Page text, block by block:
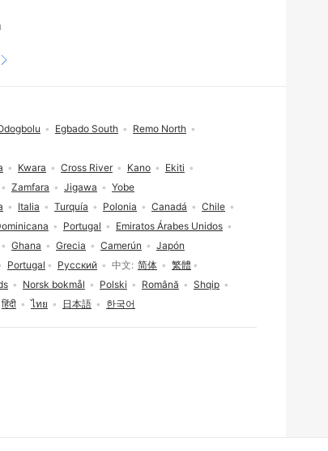
página
Portugal Русский 中文 简体
繁體
Norsk bokmål Polski Română
Shqip
हिंदी ไทย 日本語 한국어
Italia Turquía Polonia Canadá
Chile
Portugal
Emiratos Árabes Unidos
Ghana Grecia Camerún Japón
Kwara Cross River Kano
Ekiti
Zamfara Jigawa Yobe
Egbado South
Remo North